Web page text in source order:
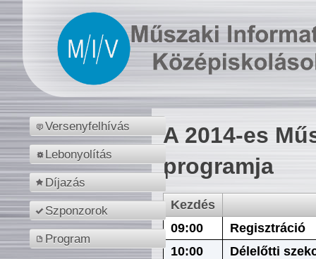
Versenyfelhívás
Lebonyolítás
Díjazás
Szponzorok
Program
A 2014-es
programja
Kezdés
09:00
Regisztráció
10:00
Délelőtti